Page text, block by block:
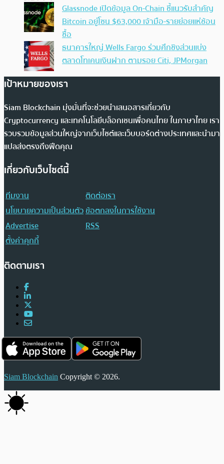
Glassnode เปิดข้อมูล On-Chain ชี้แนวรับสำคัญ
Bitcoin อยู่โซน $63,000 เจ้ามือ-รายย่อยแห่ช้อน
ซื้อ
ธนาคารใหญ่ Wells Fargo ร่วมศึกชิงส่วนแบ่ง
ตลาดโทเคนเงินฝาก ตามรอย Citi, JPMorgan
เป้าหมายของเรา
Siam Blockchain มุ่งมั่นที่จะช่วยนำเสนอสารเกี่ยวกับ
Cryptocurrency และเทคโนโลยีบล็อกเชนเพื่อคนไทย ในภาษาไทย เรา
รวบรวมข้อมูลส่วนใหญ่จากเว็บไซต์และเว็บบอร์ดต่างประเทศและนำมา
แปลส่งตรงถึงฟีดคุณ
เกี่ยวกับเว็บไซต์นี้
ทีมงาน
ติดต่อเรา
นโยบายความเป็นส่วนตัวข้อตกลงในการใช้งาน
Advertise
RSS
ตั้งค่าคุกกี้
ติดตามเรา
Siam Blockchain Copyright © 2026.